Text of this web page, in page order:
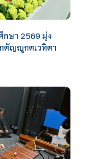
กษา 2569 มุ่ง
ตัญญูกตเวทิตา